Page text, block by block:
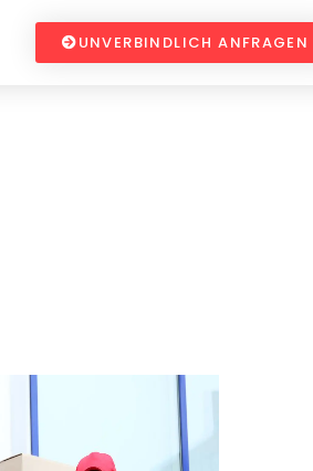
UNVERBINDLICH ANFRAGEN